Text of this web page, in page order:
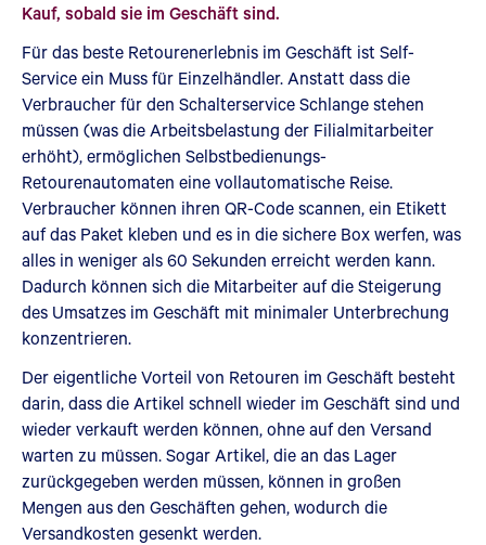
Kauf, sobald sie im Geschäft sind.
Für das beste Retourenerlebnis im Geschäft ist Self-
Service ein Muss für Einzelhändler. Anstatt dass die
Verbraucher für den Schalterservice Schlange stehen
müssen (was die Arbeitsbelastung der Filialmitarbeiter
erhöht), ermöglichen Selbstbedienungs-
Retourenautomaten eine vollautomatische Reise.
Verbraucher können ihren QR-Code scannen, ein Etikett
auf das Paket kleben und es in die sichere Box werfen, was
alles in weniger als 60 Sekunden erreicht werden kann.
Dadurch können sich die Mitarbeiter auf die Steigerung
des Umsatzes im Geschäft mit minimaler Unterbrechung
konzentrieren.
Der eigentliche Vorteil von Retouren im Geschäft besteht
darin, dass die Artikel schnell wieder im Geschäft sind und
wieder verkauft werden können, ohne auf den Versand
warten zu müssen. Sogar Artikel, die an das Lager
zurückgegeben werden müssen, können in großen
Mengen aus den Geschäften gehen, wodurch die
Versandkosten gesenkt werden.